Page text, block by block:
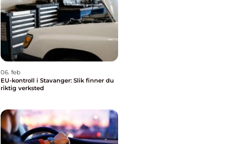
06. feb
EU-kontroll i Stavanger: Slik finner du
riktig verksted